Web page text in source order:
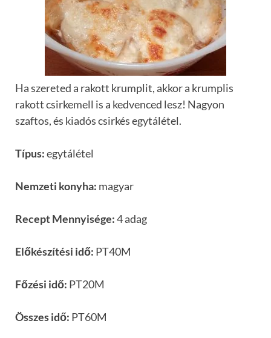
Ha szereted a rakott krumplit, akkor a krumplis
rakott csirkemell is a kedvenced lesz! Nagyon
szaftos, és kiadós csirkés egytálétel.
Típus:egytálétel
Nemzeti konyha: magyar
Recept Mennyisége:4 adag
Előkészítési idő: PT40M
Főzési idő: PT20M
Összes idő: PT60M